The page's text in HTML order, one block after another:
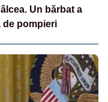
Un bărbat a
de pompieri